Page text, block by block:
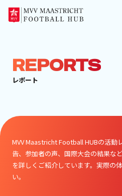
REPORTS
レポート
MVV Maastricht Football HUBの活動
告、参加者の声、国際大会の結果な
を詳しくご紹介しています。実際の
い。